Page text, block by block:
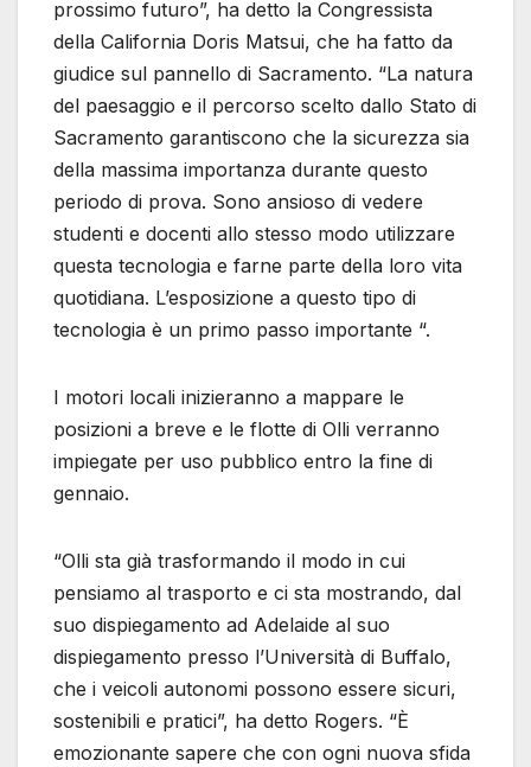
prossimo futuro”, ha detto la Congressista
della California Doris Matsui, che ha fatto da
giudice sul pannello di Sacramento. “La natura
del paesaggio e il percorso scelto dallo Stato di
Sacramento garantiscono che la sicurezza sia
della massima importanza durante questo
periodo di prova. Sono ansioso di vedere
studenti e docenti allo stesso modo utilizzare
questa tecnologia e farne parte della loro vita
quotidiana. L’esposizione a questo tipo di
tecnologia è un primo passo importante “.
I motori locali inizieranno a mappare le
posizioni a breve e le flotte di Olli verranno
impiegate per uso pubblico entro la fine di
gennaio.
“Olli sta già trasformando il modo in cui
pensiamo al trasporto e ci sta mostrando, dal
suo dispiegamento ad Adelaide al suo
dispiegamento presso l’Università di Buffalo,
che i veicoli autonomi possono essere sicuri,
sostenibili e pratici”, ha detto Rogers. “È
emozionante sapere che con ogni nuova sfida